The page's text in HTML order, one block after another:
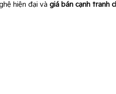
hiện đại vàgiá bán cạnh tranh